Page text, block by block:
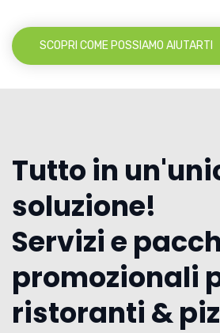
SCOPRI COME POSSIAMO AIUTARTI
Tutto in
soluzione!
Servizi e
promozionali
ristoranti &